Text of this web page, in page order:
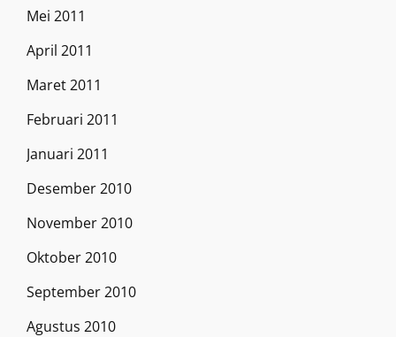
Mei 2011
April 2011
Maret 2011
Februari 2011
Januari 2011
Desember 2010
November 2010
Oktober 2010
September 2010
Agustus 2010